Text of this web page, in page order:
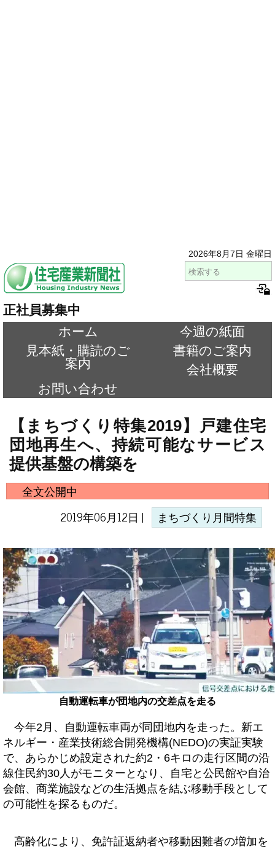
2026年8月7日 金曜日
正社員募集中
ホーム
今週の紙面
見本紙・購読のご
案内
書籍のご案内
会社概要
お問い合わせ
【まちづくり特集2019】戸建住宅
団地再生へ、持続可能なサービス
提供基盤の構築を
全文公開中
2019年06月12日 |
まちづくり月間特集
自動運転車が団地内の交差点を走る
今年2月、自動運転車両が同団地内を走った。新エ
ネルギー・産業技術総合開発機構(NEDO)の実証実験
で、あらかじめ設定された約2・6キロの走行区間の沿
線住民約30人がモニターとなり、自宅と公民館や自治
会館、商業施設などの生活拠点を結ぶ移動手段として
の可能性を探るものだ。
高齢化により、免許証返納者や移動困難者の増加を